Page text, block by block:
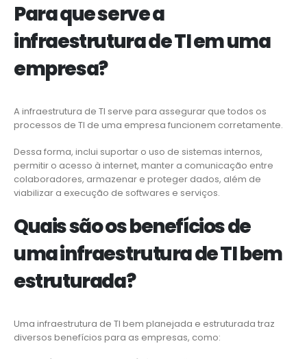
Para que serve a
infraestrutura de TI em uma
empresa?
A infraestrutura de TI serve para assegurar que todos os
processos de TI de uma empresa funcionem corretamente.
Dessa forma, inclui suportar o uso de sistemas internos,
permitir o acesso à internet, manter a comunicação entre
colaboradores, armazenar e proteger dados, além de
viabilizar a execução de softwares e serviços.
Quais são os benefícios de
uma infraestrutura de TI bem
estruturada?
Uma infraestrutura de TI bem planejada e estruturada traz
diversos benefícios para as empresas, como: